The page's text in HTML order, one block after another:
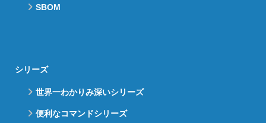
SBOM
シリーズ
世界一わかりみ深いシリーズ
便利なコマンドシリーズ